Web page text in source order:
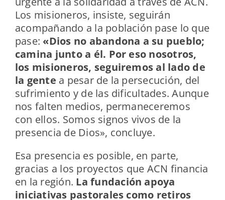
Los misioneros, insiste, seguirán
acompañando a la población pase lo que
pase: «Dios no abandona a su pueblo;
camina junto a él. Por eso nosotros,
los misioneros, seguiremos al lado de
la gente a pesar de la persecución, del
sufrimiento y de las dificultades. Aunque
nos falten medios, permaneceremos
con ellos. Somos signos vivos de la
presencia de Dios», concluye.
Esa presencia es posible, en parte,
gracias a los proyectos que ACN financia
en la región. La fundación apoya
iniciativas pastorales como retiros